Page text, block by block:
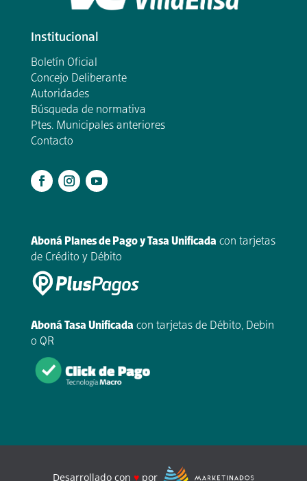
Institucional
Boletín Oficial
Concejo Deliberante
Autoridades
Búsqueda de normativa
Ptes. Municipales anteriores
Contacto
Aboná Planes de Pago y Tasa Unificada con tarjetas
de Crédito y Débito
Aboná Tasa Unificada con tarjetas de Débito, Debin
o QR
Desarrollado con ♥ por